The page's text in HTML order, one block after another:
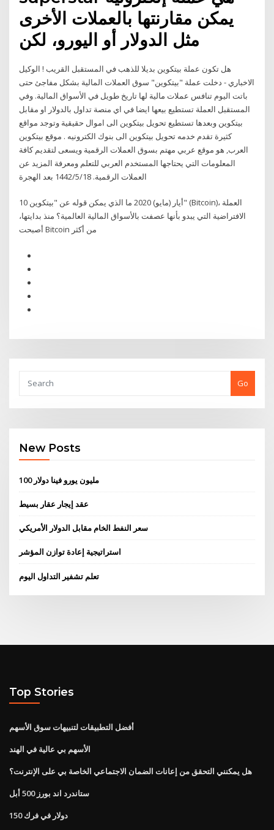
يمكن مقارنتها بالعملات الأخرى
مثل الدولار أو اليورو، لكن
هل تكون عملة بيتكوين بديلا للذهب في المستقبل القريب ! الوكيل
الاخباري - دخلت عملة "بيتكوين" سوق العملات المالية بشكل مفاجئ حتى
باتت اليوم تنافس عملات مالية لها تاريخ طويل في الأسواق المالية. وفي
المستقبل العملة تستطيع بيعها ايضا في اي منصة تداول بالدولار او مقابل
بيتكوين وبعدها تستطيع تحويل بيتكوين الى اموال حقيقية وتوجد مواقع
كثيرة تقدم خدمه تحويل بيتكوين الى بنوك الكترونيه . موقع بيتكوين
العرب, هو موقع عربي مهتم بسوق العملات الرقمية ويسعى لتقديم كافة
المعلومات التي يحتاجها المستخدم العربي للتعلم ومعرفة المزيد عن
العملات الرقمية. 18‏‏/5‏‏/1442 بعد الهجرة
10 أيار (مايو) 2020 ما الذي يمكن قوله عن "بيتكوين" (Bitcoin)، العملة
الافتراضية التي يبدو بأنها عصفت بالأسواق المالية العالمية؟ منذ بدايتها،
Go
New Posts
100 مليون يورو فينا دولار
عقد إيجار عقار بسيط
سعر النفط الخام مقابل الدولار الأمريكي
استراتيجية إعادة توازن المؤشر
تعلم تشفير التداول اليوم
Top Stories
أفضل التطبيقات لتنبيهات سوق الأسهم
الأسهم بي عالية في الهند
هل يمكنني التحقق من إعانات الضمان الاجتماعي الخاصة بي على الإنترنت؟
ستاندرد اند بورز 500 أبل
150 دولار في فرك